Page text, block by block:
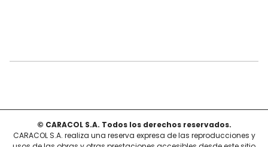
© CARACOL S.A. Todos los derechos reservados.
CARACOL S.A. realiza una reserva expresa de las reproducciones y